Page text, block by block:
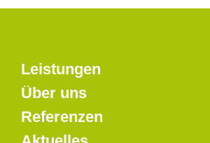
Leistungen
Über uns
Referenzen